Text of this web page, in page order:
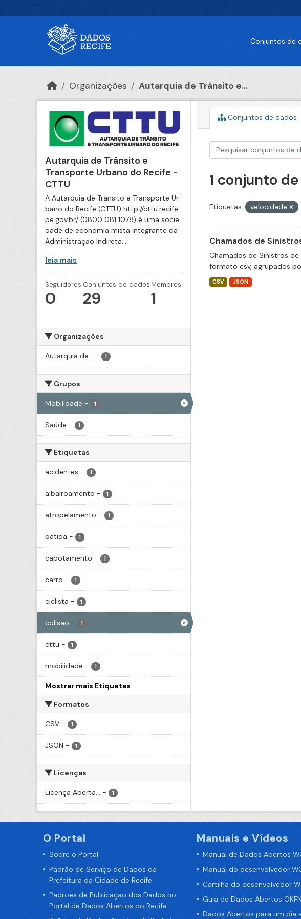
Conjuntos de
Organizações Autarquia de Trânsito e...
Autarquia de Trânsito e
Transporte Urbano do Recife -
CTTU
A Autarquia de Trânsito e Transporte Ur
bano do Recife (CTTU) http://cttu.recife.
pe.gov.br/ (0800 081 1078) é uma socie
dade de economia mista integrante da
Administração Indireta...
leia mais
Seguidores
0
Conjuntos de dados
29
Membros
1
Organizações
Autarquia de... - 1
Grupos
Mobilidade - 1
Saúde - 1
Etiquetas
acidentes - 1
albalroamento - 1
atropelamento - 1
batida - 1
capotamento - 1
carro - 1
ciclista - 1
colisão - 1
cttu - 1
mobilidade - 1
Mostrar mais Etiquetas
Formatos
CSV - 1
JSON - 1
Licenças
Licença Aberta... - 1
Conjuntos de dados
1 conjunto
Etiquetas: velocidade
Chamados de
Chamados de Sinistros
formato csv, agrupados
CSV JSON
O Portal
Sobre o Portal
Padrão de Serviço de Dados da
Prefeitura da Cidade de Recife
Padrões de Publicação dos Dados no
Portal de Dados Abertos do Recife
Manuais e Vídeos
Manual de Dados Abertos
Manual do desenvolvedor
Cartilha do desenvolvedor
Guia de Dados Abertos OKFN
Dados Abertos para um dia